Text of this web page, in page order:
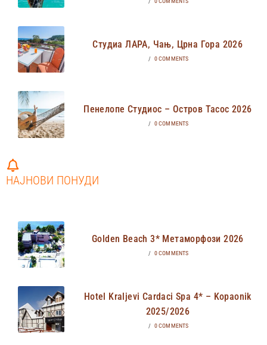
Студиа ЛАРА, Чањ, Црна Гора 2026
/ 0 COMMENTS
Пенелопе Студиос – Остров Тасос 2026
/ 0 COMMENTS
НАЈНОВИ ПОНУДИ
Golden Beach 3* Метаморфози 2026
/ 0 COMMENTS
Hotel Kraljevi Cardaci Spa 4* – Kopaonik
2025/2026
/ 0 COMMENTS